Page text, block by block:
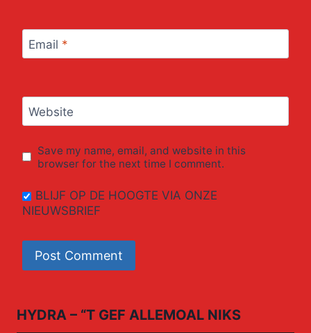
Email *
Website
Save my name, email, and website in this
browser for the next time I comment.
BLIJF OP DE HOOGTE VIA ONZE
NIEUWSBRIEF
HYDRA – “T GEF ALLEMOAL NIKS